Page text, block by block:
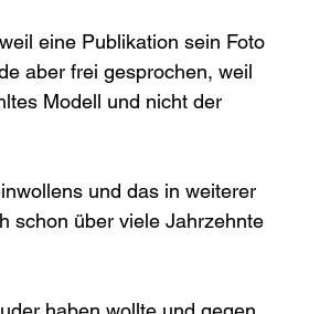
eine Publikation sein Foto
aber frei gesprochen, weil
Modell und nicht der
und das in weiterer
schon über viele Jahrzehnte